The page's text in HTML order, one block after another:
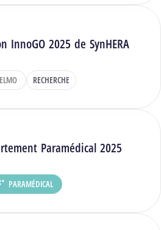
InnoGO 2025 de SynHERA
: RECHERCHE
Paramédical 2025
:
PARAMÉDICAL